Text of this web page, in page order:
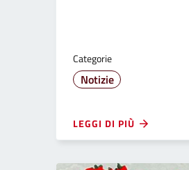
Categorie
Notizie
LEGGI DI PIÙ